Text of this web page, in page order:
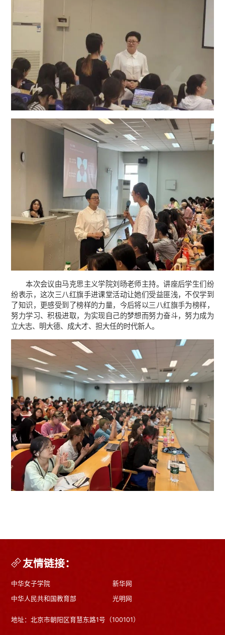
本次会议由马克思主义学院刘旸老师主持。讲座后学生们纷
纷表示，这次三八红旗手进课堂活动让她们受益匪浅，不仅学到
了知识，更感受到了榜样的力量，今后将以三八红旗手为榜样，
努力学习、积极进取，为实现自己的梦想而努力奋斗，努力成为
立大志、明大德、成大才、担大任的时代新人。
友情链接：
中华女子学院
新华网
中华人民共和国教育部
光明网
地址：北京市朝阳区育慧东路1号（100101）